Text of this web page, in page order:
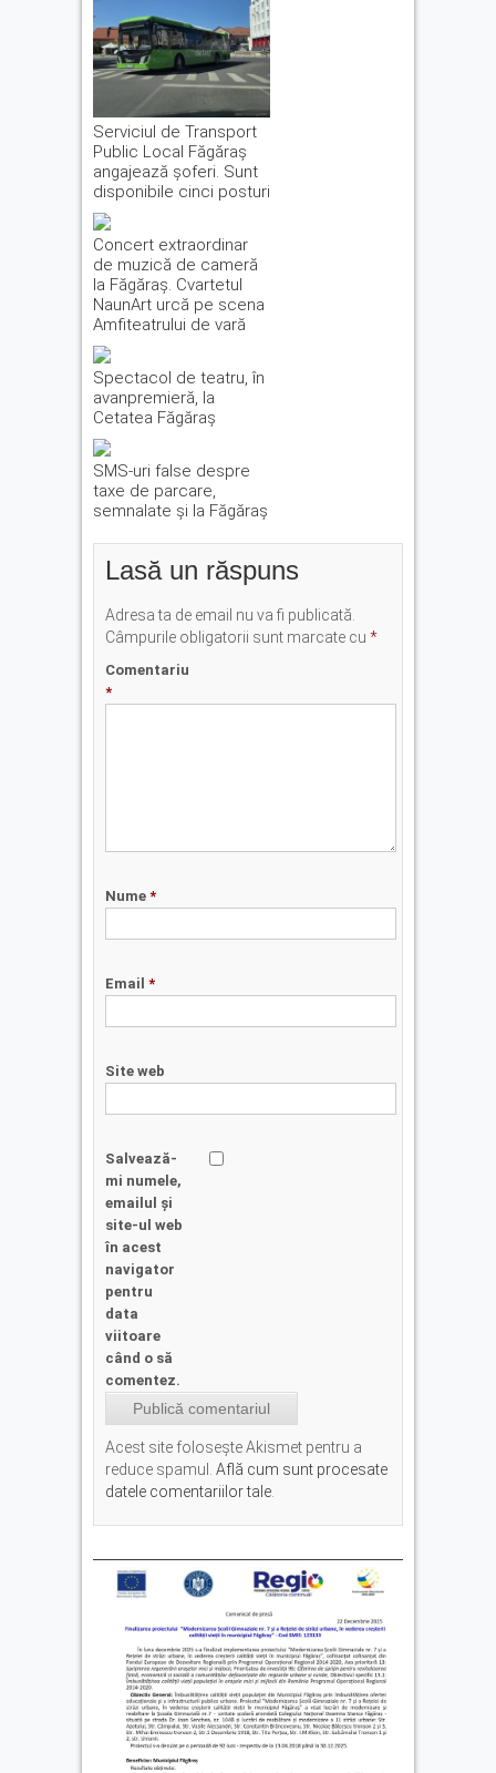
Serviciul de Transport
Public Local Făgăraș
angajează șoferi. Sunt
disponibile cinci posturi
Concert extraordinar
de muzică de cameră
la Făgăraș. Cvartetul
NaunArt urcă pe scena
Amfiteatrului de vară
Spectacol de teatru, în
avanpremieră, la
Cetatea Făgăraș
SMS-uri false despre
taxe de parcare,
semnalate și la Făgăraș
Lasă un răspuns
Adresa ta de email nu va fi publicată.
Câmpurile obligatorii sunt marcate cu *
Comentariu
*
Nume *
Email *
Site web
Salvează-
mi numele,
emailul și
site-ul web
în acest
navigator
pentru
data
viitoare
când o să
comentez.
Acest site folosește Akismet pentru a
reduce spamul. Află cum sunt procesate
datele comentariilor tale.